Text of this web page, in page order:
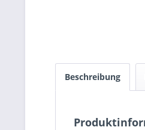
Beschreibung